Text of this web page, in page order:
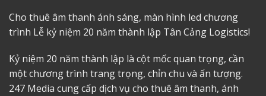
Cho thuê âm thanh ánh sáng, màn hình led chương
trình Lễ kỷ niệm 20 năm thành lập Tân Cảng Logistics!
Kỷ niệm 20 năm thành lập là cột mốc quan trọng, cần
một chương trình trang trọng, chỉn chu và ấn tượng.
247 Media cung cấp dịch vụ cho thuê âm thanh, ánh